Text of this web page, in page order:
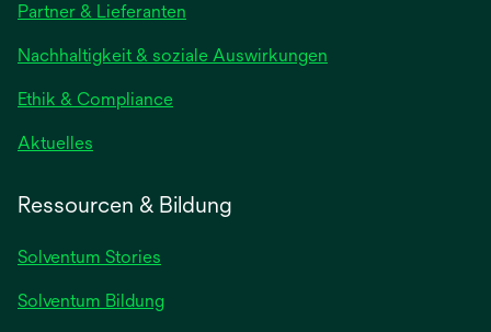
einer
neuen
Registerkarte
geöffnet
Partner & Lieferanten
Nachhaltigkeit & soziale Auswirkungen
Ethik & Compliance
Aktuelles
Registerkarte
Ressourcen & Bildung
Solventum Stories
Solventum Bildung